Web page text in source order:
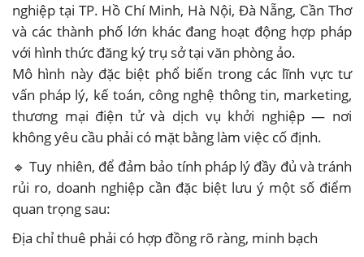
nghiệp tại TP. Hồ Chí Minh, Hà Nội, Đà Nẵng, Cần Thơ
và các thành phố lớn khác đang hoạt động hợp pháp
với hình thức đăng ký trụ sở tại văn phòng ảo.
Mô hình này đặc biệt phổ biến trong các lĩnh vực tư
vấn pháp lý, kế toán, công nghệ thông tin, marketing,
thương mại điện tử và dịch vụ khởi nghiệp — nơi
không yêu cầu phải có mặt bằng làm việc cố định.
🔹 Tuy nhiên, để đảm bảo tính pháp lý đầy đủ và tránh
rủi ro, doanh nghiệp cần đặc biệt lưu ý một số điểm
quan trọng sau:
Địa chỉ thuê phải có hợp đồng rõ ràng, minh bạch